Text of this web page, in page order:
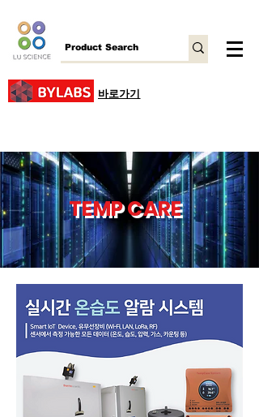
바로가기
TEMP CARE